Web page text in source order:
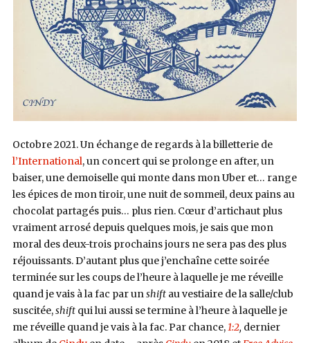
Octobre 2021. Un échange de regards à la billetterie de
l’International, un concert qui se prolonge en after, un
baiser, une demoiselle qui monte dans mon Uber et… range
les épices de mon tiroir, une nuit de sommeil, deux pains au
chocolat partagés puis… plus rien. Cœur d’artichaut plus
vraiment arrosé depuis quelques mois, je sais que mon
moral des deux-trois prochains jours ne sera pas des plus
réjouissants. D’autant plus que j’enchaîne cette soirée
terminée sur les coups de l’heure à laquelle je me réveille
quand je vais à la fac par unshift au vestiaire de la salle/club
suscitée,shiftqui lui aussi se termine à l’heure à laquelle je
me réveille quand je vais à la fac. Par chance,1:2, dernier